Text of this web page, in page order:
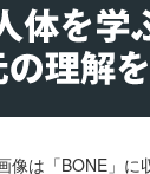
像は「BONE」に